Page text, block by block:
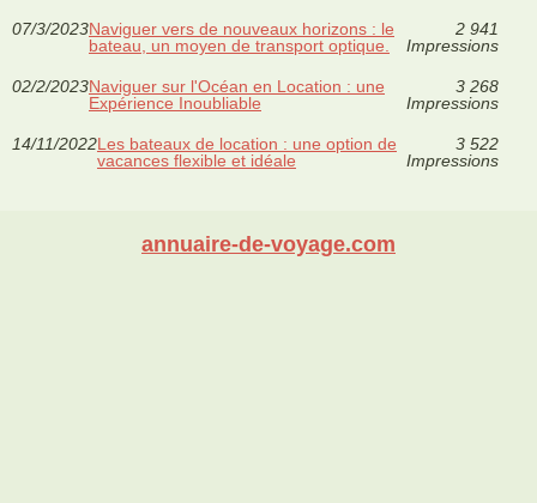
07/3/2023Naviguer vers de nouveaux horizons : le
bateau, un moyen de transport optique.
2 941
Impressions
02/2/2023Naviguer sur l'Océan en Location : une
Expérience Inoubliable
3 268
Impressions
14/11/2022Les bateaux de location : une option de
vacances flexible et idéale
3 522
Impressions
annuaire-de-voyage.com